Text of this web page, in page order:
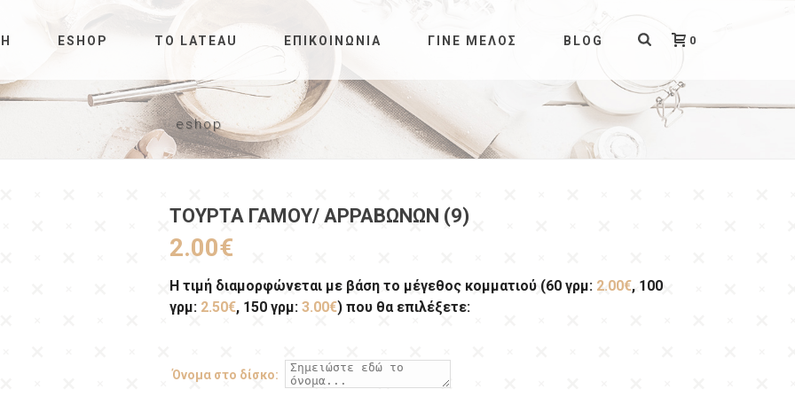
ESHOP ΤΟ LATEAU ΕΠΙΚΟΙΝΩΝΊΑ ΓΊΝΕ ΜΈΛΟΣ BLOG 0
eshop
ΤΟΎΡΤΑ ΓΆΜΟΥ/ ΑΡΡΑΒΏΝΩΝ (9)
2.00€
Η τιμή διαμορφώνεται με βάση το μέγεθος κομματιού (60 γρμ: 2.00€, 100
γρμ: 2.50€, 150 γρμ: 3.00€) που θα επιλέξετε:
Όνομα στο δίσκο: